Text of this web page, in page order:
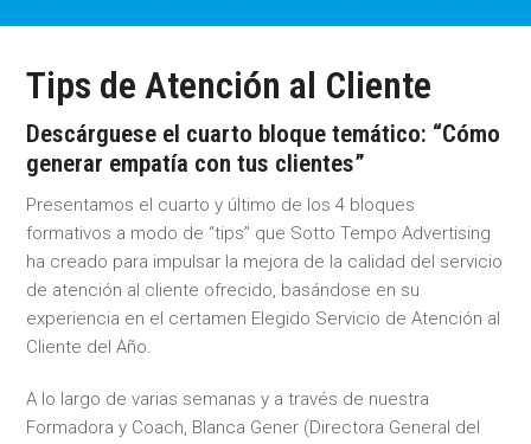
Tips de Atención al Cliente
Descárguese el cuarto bloque temático: “Cómo
generar empatía con tus clientes”
Presentamos el cuarto y último de los 4 bloques
formativos a modo de “tips” que Sotto Tempo Advertising
ha creado para impulsar la mejora de la calidad del servicio
de atención al cliente ofrecido, basándose en su
experiencia en el certamen Elegido Servicio de Atención al
Cliente del Año.
A lo largo de varias semanas y a través de nuestra
Formadora y Coach, Blanca Gener (Directora General del